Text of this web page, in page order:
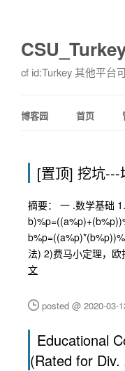
cf id:Turkey 其他平台
博客园 首页
[置顶] 挖坑---
摘要： 一 .数学基础
法) 2)费马小定理，
文
posted @ 2020-03-
Educational
(Rated for